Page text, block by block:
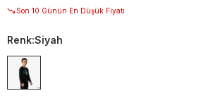
Son 10 Günün En Düşük Fiyatı
Renk:Siyah